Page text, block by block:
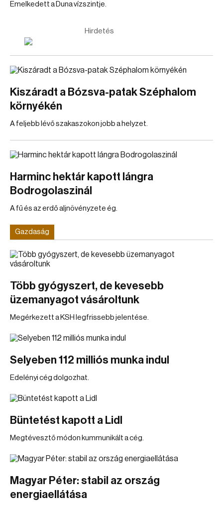
Emelkedett a Duna vízszintje.
Hirdetés
Kiszáradt a Bózsva-patak Széphalom
környékén
A feljebb lévő szakaszokon jobb a helyzet.
Harminc hektár kapott lángra
Bodrogolaszinál
A fű és az erdő aljnövényzete ég.
Gazdaság
Több gyógyszert, de kevesebb
üzemanyagot vásároltunk
Megérkezett a KSH legfrissebb jelentése.
Selyeben 112 milliós munka indul
Edelényi cég dolgozhat.
Büntetést kapott a Lidl
Megtévesztő módon kummunikált a cég.
Magyar Péter: stabil az ország
energiaellátása